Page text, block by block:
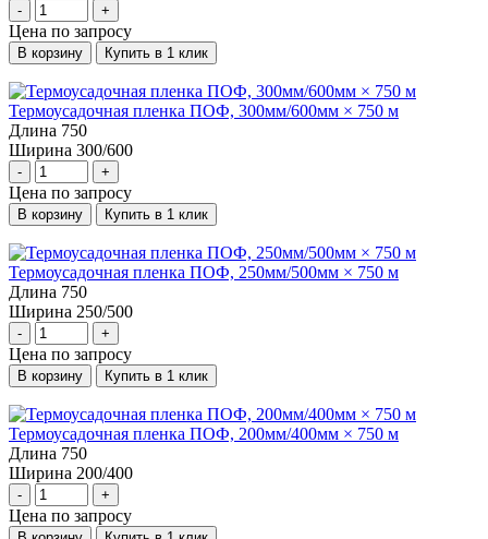
- +
Цена по запросу
В корзину Купить в 1 клик
Термоусадочная пленка ПОФ, 300мм/600мм × 750 м
Длина 750
Ширина 300/600
- +
Цена по запросу
В корзину Купить в 1 клик
Термоусадочная пленка ПОФ, 250мм/500мм × 750 м
Длина 750
Ширина 250/500
- +
Цена по запросу
В корзину Купить в 1 клик
Термоусадочная пленка ПОФ, 200мм/400мм × 750 м
Длина 750
Ширина 200/400
- +
Цена по запросу